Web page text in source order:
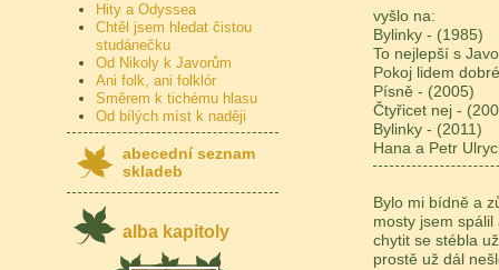
vyšlo na:
Bylinky - (1985)
To nejlepší s
Pokoj lidem
Písně - (2005)
Čtyřicet nej -
Bylinky - (2011)
Hana a Petr
Bylo mi bídně a
mosty jsem
chytit se stébla
prostě už dál
Hity a Odyssea
Chtěl jsem hledat čistou
studánečku
Od Nikoly k Javorům
Ani folk, ani folklór
Směrem k tichému hlasu
Od bílých míst k naději
abecední seznam
skladeb
alba kapitoly